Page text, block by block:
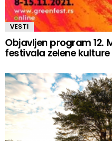
VESTI
Objavljen program 12.
festivala zelene kulture